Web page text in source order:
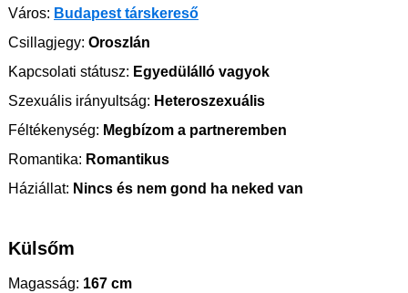
Város: Budapest társkereső
Csillagjegy: Oroszlán
Kapcsolati státusz: Egyedülálló vagyok
Szexuális irányultság: Heteroszexuális
Féltékenység: Megbízom a partneremben
Romantika: Romantikus
Háziállat: Nincs és nem gond ha neked van
Külsőm
Magasság: 167 cm